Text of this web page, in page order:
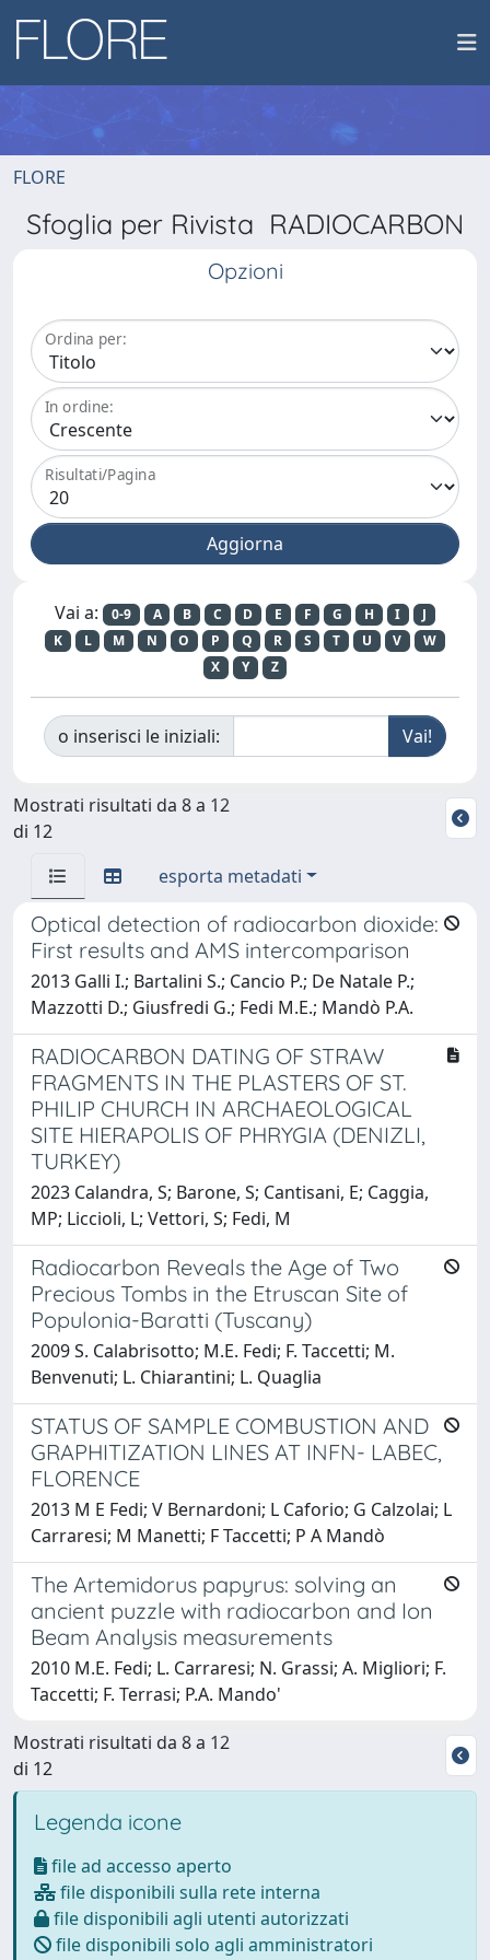
FLORE
Sfoglia per Rivista RADIOCARBON
Opzioni
Ordina per:
In ordine:
Risultati/Pagina
Vai a: 0-9 A B C D E F G H I
J
K
L M N O P Q R S T U V
W
X
Y Z
o inserisci le iniziali:
Mostrati risultati da 8 a 12
di 12
esporta metadati
Optical detection of radiocarbon dioxide:
First results and AMS intercomparison
2013 Galli I.; Bartalini S.; Cancio P.; De Natale P.;
Mazzotti D.; Giusfredi G.; Fedi M.E.; Mandò P.A.
RADIOCARBON DATING OF STRAW
FRAGMENTS IN THE PLASTERS OF ST.
PHILIP CHURCH IN ARCHAEOLOGICAL
SITE HIERAPOLIS OF PHRYGIA (DENIZLI,
TURKEY)
2023 Calandra, S; Barone, S; Cantisani, E; Caggia,
MP; Liccioli, L; Vettori, S; Fedi, M
Radiocarbon Reveals the Age of Two
Precious Tombs in the Etruscan Site of
Populonia-Baratti (Tuscany)
2009 S. Calabrisotto; M.E. Fedi; F. Taccetti; M.
Benvenuti; L. Chiarantini; L. Quaglia
STATUS OF SAMPLE COMBUSTION AND
GRAPHITIZATION LINES AT INFN- LABEC,
FLORENCE
2013 M E Fedi; V Bernardoni; L Caforio; G Calzolai; L
Carraresi; M Manetti; F Taccetti; P A Mandò
The Artemidorus papyrus: solving an
ancient puzzle with radiocarbon and Ion
Beam Analysis measurements
2010 M.E. Fedi; L. Carraresi; N. Grassi; A. Migliori; F.
Taccetti; F. Terrasi; P.A. Mando'
Mostrati risultati da 8 a 12
di 12
Legenda icone
file ad accesso aperto
file disponibili sulla rete interna
file disponibili agli utenti autorizzati
file disponibili solo agli amministratori